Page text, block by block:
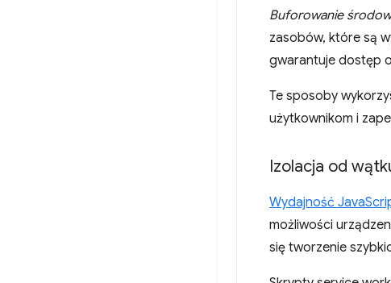
Buforowanie
zasobów, które są
gwarantuje dostęp
Te sposoby
użytkownikom i
Izolacja od
Wydajność
możliwości
się tworzenie